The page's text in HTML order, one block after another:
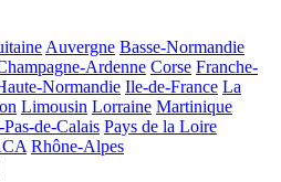
Auvergne Basse-Normandie
Ardenne Corse Franche-
Normandie Ile-de-France La
Limousin Lorraine Martinique
de-Calais Pays de la Loire
Rhône-Alpes